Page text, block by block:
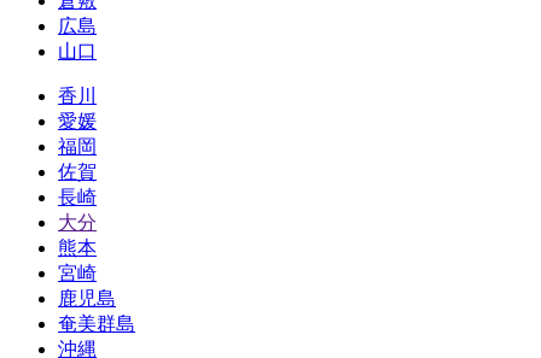
広島
山口
香川
愛媛
福岡
佐賀
長崎
大分
熊本
宮崎
鹿児島
奄美群島
沖縄